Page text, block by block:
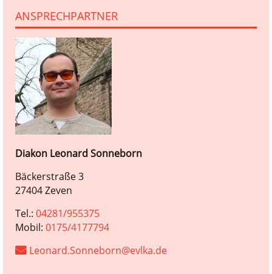
ANSPRECHPARTNER
Diakon Leonard Sonneborn
Bäckerstraße 3
27404 Zeven
Tel.: 04281/955375
Mobil: 0175/4177794
Leonard.Sonneborn@evlka.de